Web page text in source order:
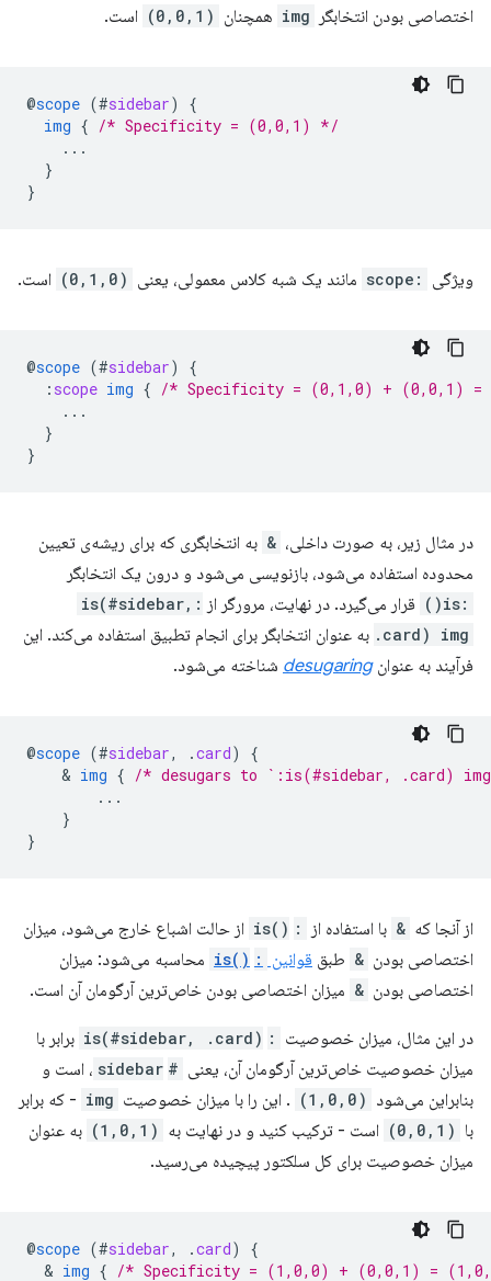
اختصاصی بودن انتخابگر img همچنان (0,0,1) است.
@scope (#sidebar)
{
img { /* Specificity = (0,0,1) */
...
}
}
ویژگی :scope مانند یک شبه کلاس معمولی، یعنی (0,1,0) است.
@scope (#sidebar)
{
: scope img { /* Specificity = (0,1,0) + (0,0,1)
...
}
}
در مثال زیر، به صورت داخلی، & به انتخابگری که برای ریشه‌ی تعیین
محدوده استفاده می‌شود، بازنویسی می‌شود و درون یک انتخابگر
:is() قرار می‌گیرد. در نهایت، مرورگر از
:is(#sidebar,
.card) img به عنوان انتخابگر برای انجام تطبیق استفاده می‌کند. این
فرآیند به عنوانdesugaring شناخته می‌شود.
@scope (#sidebar, .card)
{
    &
img { /* desugars to `:is(#sidebar, .card)
...
}
}
از آنجا که & با استفاده از :is()
‎ از حالت اشباع خارج می‌شود، میزان
اختصاصی بودن & طبق قوانین :is()
‎ محاسبه می‌شود: میزان
اختصاصی بودن & میزان اختصاصی بودن خاص‌ترین آرگومان آن است.
در این مثال، میزان خصوصیت :is(#sidebar, .card)
‎ برابر با
میزان خصوصیت خاص‌ترین آرگومان آن، یعنی #sidebar
‎، است و
بنابراین می‌شود (1,0,0) . این را با میزان خصوصیت img - که برابر
با (0,0,1) است - ترکیب کنید و در نهایت به (1,0,1)
به عنوان
میزان خصوصیت برای کل سلکتور پیچیده می‌رسید.
@scope (#sidebar, .card)
{
  &
img { /* Specificity = (1,0,0) + (0,0,1) =